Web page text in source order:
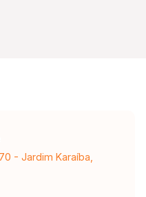
- Jardim Karaíba,